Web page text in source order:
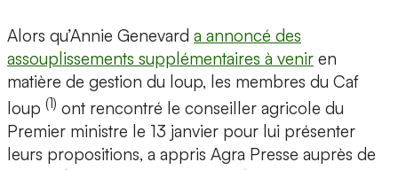
Alors qu’Annie Genevard a annoncé des
assouplissements supplémentaires à venir en
matière de gestion du loup, les membres du Caf
loup (1) ont rencontré le conseiller agricole du
Premier ministre le 13 janvier pour lui présenter
leurs propositions, a appris Agra Presse auprès de